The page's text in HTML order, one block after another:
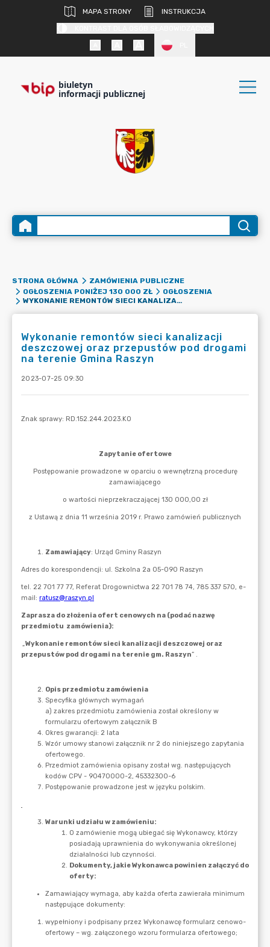
MAPA STRONY
INSTRUKCJA
biuletyn
informacji publicznej
STRONA GŁÓWNA
ZAMÓWIENIA PUBLICZNE
OGŁOSZENIA PONIŻEJ 130 000 ZŁ
OGŁOSZENIA
WYKONANIE REMONTÓW SIECI KANALIZACJI DESZCZOWEJ ORAZ PRZEPUSTÓW POD DROGAMI NA TERENIE GMINA RASZYN
Wykonanie remontów sieci kanalizacji
deszczowej oraz przepustów pod drogami
na terenie Gmina Raszyn
2023-07-25 09:30